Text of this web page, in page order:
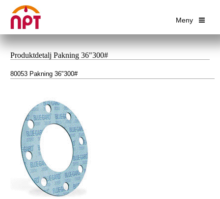
Meny
Produktdetalj Pakning 36"300#
80053 Pakning 36"300#